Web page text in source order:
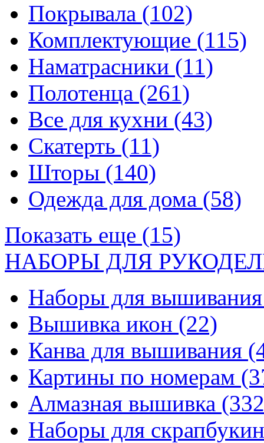
Покрывала (102)
Комплектующие (115)
Наматрасники (11)
Полотенца (261)
Все для кухни (43)
Скатерть (11)
Шторы (140)
Одежда для дома (58)
Показать еще (15)
НАБОРЫ ДЛЯ
Наборы для
Вышивка икон (22)
Канва для вышивания
Картины по номерам
Алмазная вышивка
Наборы для